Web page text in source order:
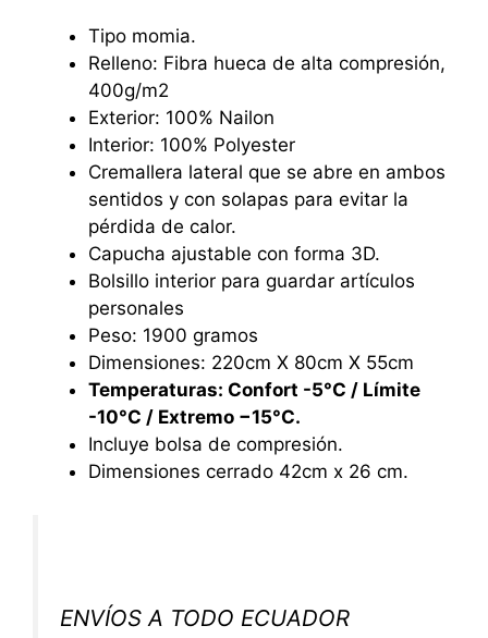
Tipo momia.
Relleno: Fibra hueca de alta compresión,
400g/m2
Exterior: 100% Nailon
Interior: 100% Polyester
Cremallera lateral que se abre en ambos
sentidos y con solapas para evitar la
pérdida de calor.
Capucha ajustable con forma 3D.
Bolsillo interior para guardar artículos
personales
Peso: 1900 gramos
Dimensiones: 220cm X 80cm X 55cm
Temperaturas: Confort -5°C / Límite
-10°C / Extremo −15°C.
Incluye bolsa de compresión.
Dimensiones cerrado 42cm x 26 cm.
ENVÍOS A TODO ECUADOR